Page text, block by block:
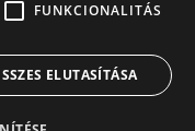
FUNKCIONALITÁS
ELUTASÍTÁSA